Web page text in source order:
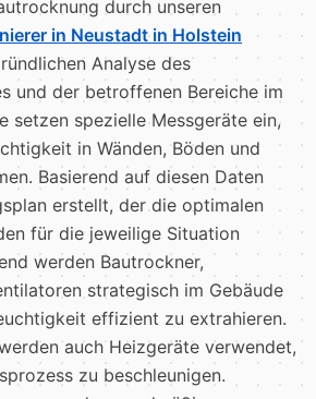
durch unseren
in Neustadt in Holstein
Analyse des
und der betroffenen Bereiche im
setzen spezielle Messgeräte ein,
in Wänden, Böden und
Basierend auf diesen Daten
erstellt, der die optimalen
für die jeweilige Situation
werden Bautrockner,
strategisch im Gebäude
effizient zu extrahieren.
auch Heizgeräte verwendet,
zu beschleunigen.